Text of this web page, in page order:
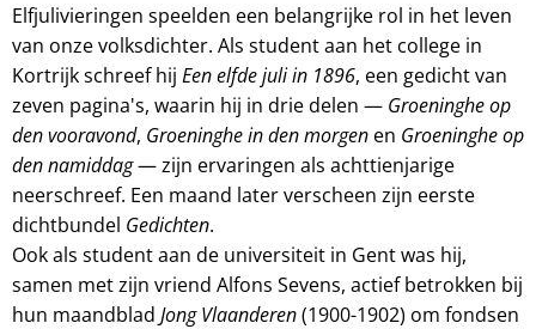
Elfjulivieringen speelden een belangrijke rol in het leven
van onze volksdichter. Als student aan het college in
Kortrijk schreef hij Een elfde juliin 1896, een gedicht van
zeven pagina's, waarin hij in drie delen — Groeninghe op
den vooravond, Groeninghe in den morgen en Groeninghe op
den namiddag— zijn ervaringen als achttienjarige
neerschreef. Een maand later verscheen zijn eerste
dichtbundel Gedichten.
Ook als student aan de universiteit in Gent was hij,
samen met zijn vriend Alfons Sevens, actief betrokken bij
hun maandblad Jong Vlaanderen(1900-1902) om fondsen